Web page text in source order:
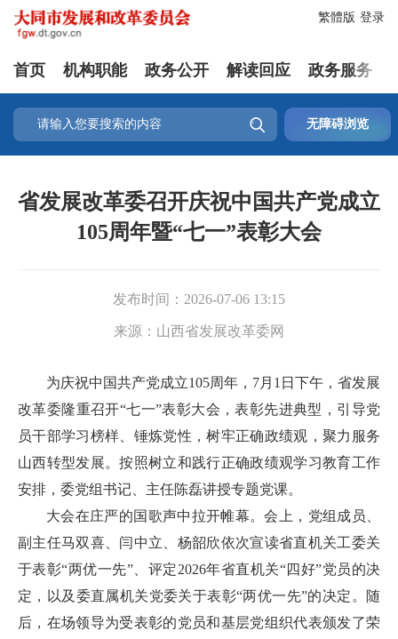
登录
繁體版
首页 机构职能 政务公开 解读回应 政务服务
 无障碍浏览
省发展改革委召开庆祝中国共产党成立
105周年暨“七一”表彰大会
发布时间： 2026-07-06 13:15
来源： 山西省发展改革委网
为庆祝中国共产党成立105周年，7月1日下午，省发展
改革委隆重召开“七一”表彰大会，表彰先进典型，引导党
员干部学习榜样、锤炼党性，树牢正确政绩观，聚力服务
山西转型发展。按照树立和践行正确政绩观学习教育工作
安排，委党组书记、主任陈磊讲授专题党课。
大会在庄严的国歌声中拉开帷幕。会上，党组成员、
副主任马双喜、闫中立、杨韶欣依次宣读省直机关工委关
于表彰“两优一先”、评定2026年省直机关“四好”党员的决
定，以及委直属机关党委关于表彰“两优一先”的决定。随
后，在场领导为受表彰的党员和基层党组织代表颁发了荣